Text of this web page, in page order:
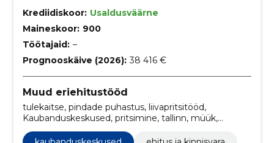
Krediidiskoor: Usaldusväärne
Maineskoor: 900
Töötajaid: –
Prognooskäive (2026): 38 416 €
Muud eriehitustööd
tulekaitse, pindade puhastus, liivapritsitööd,
Kaubanduskeskused, pritsimine, tallinn, müük,
Seadmete müük, maalritööd, seadmeid